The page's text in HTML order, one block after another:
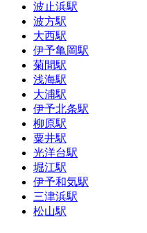
波止浜駅
波方駅
大西駅
伊予亀岡駅
菊間駅
浅海駅
大浦駅
伊予北条駅
柳原駅
粟井駅
光洋台駅
堀江駅
伊予和気駅
三津浜駅
松山駅